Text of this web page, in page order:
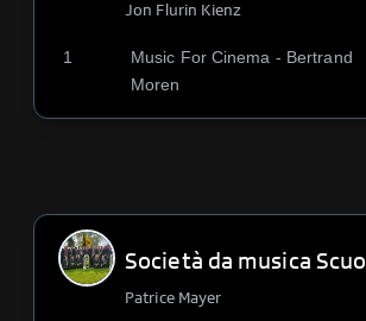
Jon Flurin Kienz
1
Music For Cinema - Bertrand
Moren
Società da musica Scuol
Patrice Mayer